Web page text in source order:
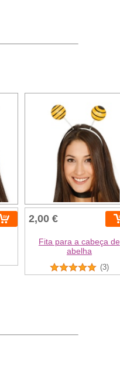
2,00 €
Fita para a cabeça de
abelha
(3)